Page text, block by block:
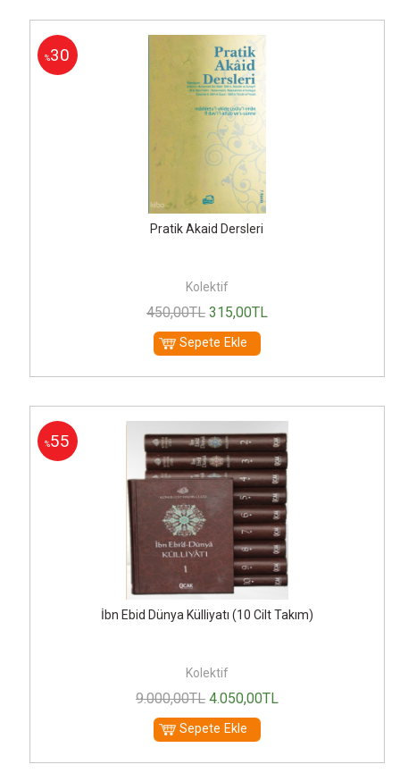
%30
Pratik Akaid Dersleri
Kolektif
450,00TL 315,00TL
Sepete Ekle
%55
İbn Ebid Dünya Külliyatı (10 Cilt Takım)
Kolektif
9.000,00TL 4.050,00TL
Sepete Ekle